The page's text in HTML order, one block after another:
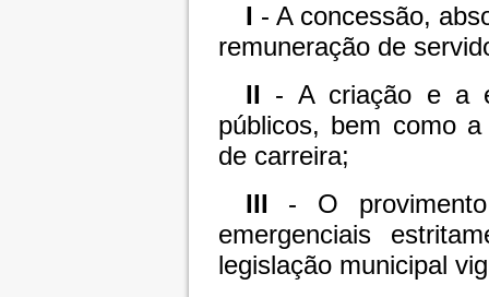
I - A concessão,
remuneração de
II - A criação e a
públicos, bem como
de carreira;
III - O
emergenciais
legislação municipal